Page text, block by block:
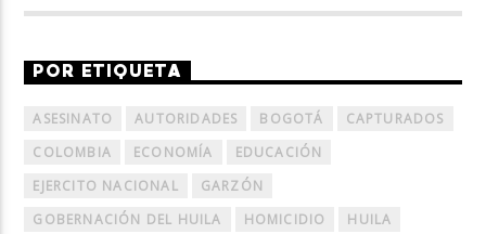
POR ETIQUETA
ASESINATO AUTORIDADES BOGOTÁ
CAPTURADOS
COLOMBIA
ECONOMÍA
EDUCACIÓN
EJERCITO NACIONAL
GARZÓN
GOBERNACIÓN DEL HUILA
HOMICIDIO
HUILA